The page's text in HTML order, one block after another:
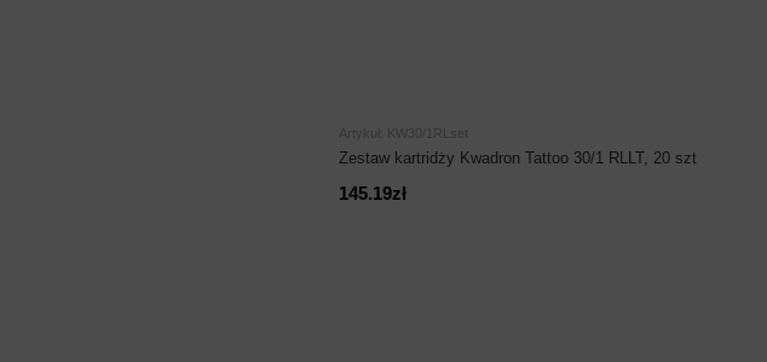
Artykuł: KW30/1RLset
Zestaw kartridży Kwadron Tattoo 30/1 RLLT, 20 szt
145.19zł